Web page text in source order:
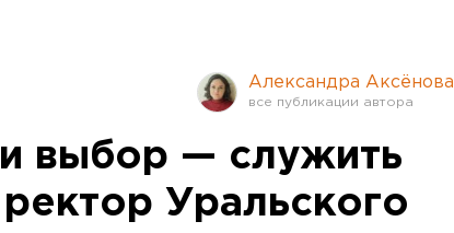
Александра Аксёнова
выбор — служить
Уральского